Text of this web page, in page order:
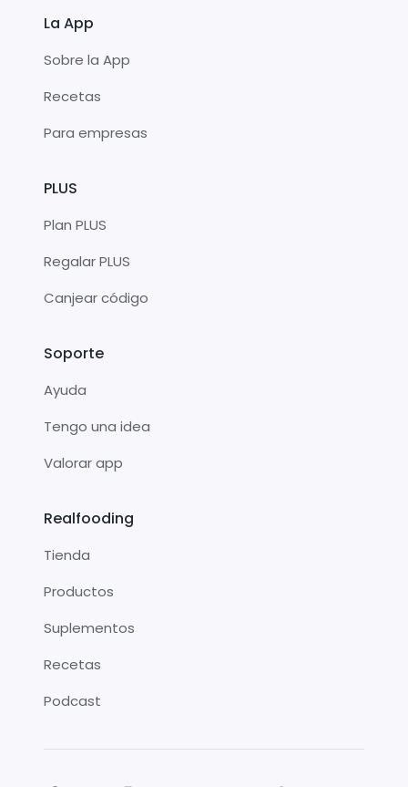
La App
Sobre la App
Recetas
Para empresas
PLUS
Plan PLUS
Regalar PLUS
Canjear código
Soporte
Ayuda
Tengo una idea
Valorar app
Realfooding
Tienda
Productos
Suplementos
Recetas
Podcast